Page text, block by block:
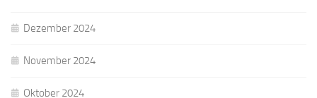
Dezember 2024
November 2024
Oktober 2024